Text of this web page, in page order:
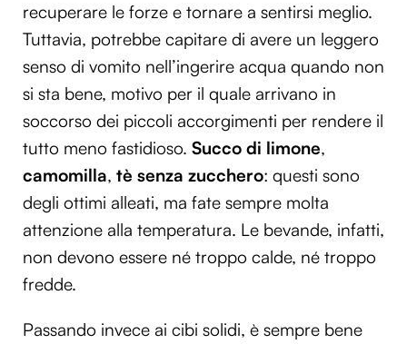
recuperare le forze e tornare a sentirsi meglio.
Tuttavia, potrebbe capitare di avere un leggero
senso di vomito nell’ingerire acqua quando non
si sta bene, motivo per il quale arrivano in
soccorso dei piccoli accorgimenti per rendere il
tutto meno fastidioso. Succo di limone,
camomilla, tè senza zucchero: questi sono
degli ottimi alleati, ma fate sempre molta
attenzione alla temperatura. Le bevande, infatti,
non devono essere né troppo calde, né troppo
fredde.
Passando invece ai cibi solidi, è sempre bene